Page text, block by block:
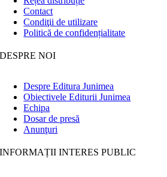
Contact
Condiţii de utilizare
Politică de confidențialitate
DESPRE NOI
Despre Editura Junimea
Obiectivele Editurii Junimea
Echipa
Dosar de presă
Anunţuri
INFORMAȚII INTERES PUBLIC